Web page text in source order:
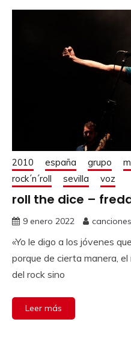
2010 españa grupo
rock´n´roll
sevilla voz
roll the dice –
9 enero 2022
«Yo le digo a los jóvenes
porque de cierta manera,
del rock sino
Leer más